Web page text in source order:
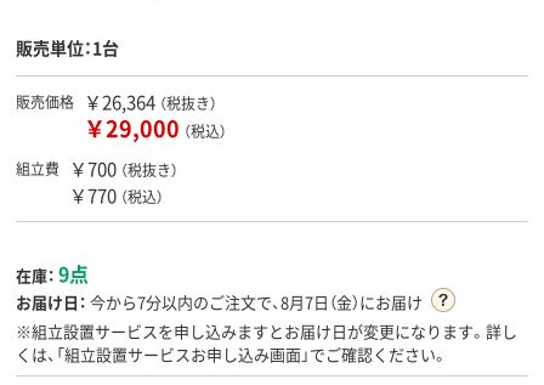
販売単位：1台
販売価格 ￥26,364 （税抜き）
￥29,000 （税込）
組立費
￥700 （税抜き）
￥770 （税込）
在庫： 9点
お届け日： 今から7分以内のご注文で、8月7日（金）にお届け
※組立設置サービスを申し込みますとお届け日が変更になります。詳し
くは、「組立設置サービスお申し込み画面」でご確認ください。